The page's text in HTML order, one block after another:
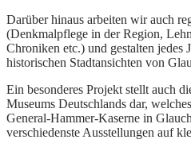
Darüber hinaus arbeiten wir auch
(Denkmalpflege in der Region,
Chroniken etc.) und gestalten jedes
historischen Stadtansichten von
Ein besonderes Projekt stellt auch
Museums Deutschlands dar,
General-Hammer-Kaserne in
verschiedenste Ausstellungen auf